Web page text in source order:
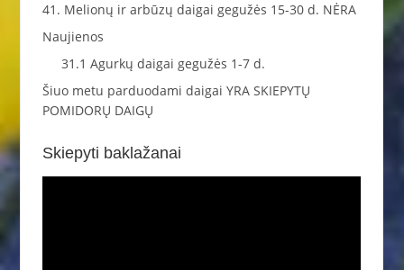
41. Melionų ir arbūzų daigai gegužės 15-30 d. NĖRA
Naujienos
31.1 Agurkų daigai gegužės 1-7 d.
Šiuo metu parduodami daigai YRA SKIEPYTŲ
POMIDORŲ DAIGŲ
Skiepyti baklažanai